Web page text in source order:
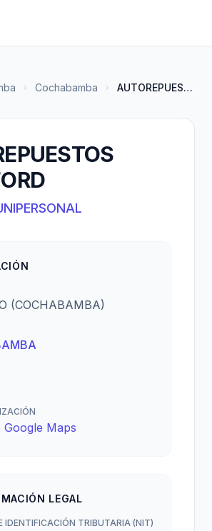
Cochabamba AUTOREPUESTOS VOLSFORD
(COCHABAMBA)
Google Maps
LEGAL
IDENTIFICACIÓN TRIBUTARIA (NIT)